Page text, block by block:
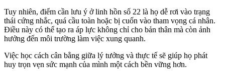
Tuy nhiên, điểm cần lưu ý ở linh hồn số 22 là họ dễ rơi vào trạng
thái cứng nhắc, quá cầu toàn hoặc bị cuốn vào tham vọng cá nhân.
Điều này có thể tạo ra áp lực không chỉ cho bản thân mà còn ảnh
hưởng đến môi trường làm việc xung quanh.
Việc học cách cân bằng giữa lý tưởng và thực tế sẽ giúp họ phát
huy trọn vẹn sức mạnh của mình một cách bền vững hơn.